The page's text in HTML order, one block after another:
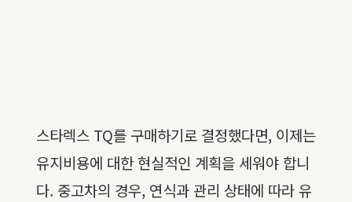
스타렉스 TQ를 구매하기로 결정했다면, 이제는
유지비용에 대한 현실적인 계획을 세워야 합니
다. 중고차의 경우, 연식과 관리 상태에 따라 유